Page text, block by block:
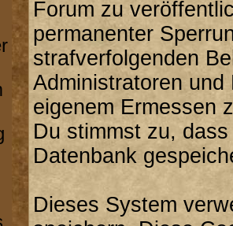
Forum zu
permanenter
strafverfolgenden
Administratoren
eigenem Ermessen
Du stimmst zu,
Datenbank
Dieses System